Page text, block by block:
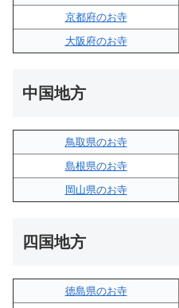
京都府のお寺
大阪府のお寺
中国地方
鳥取県のお寺
島根県のお寺
岡山県のお寺
四国地方
徳島県のお寺